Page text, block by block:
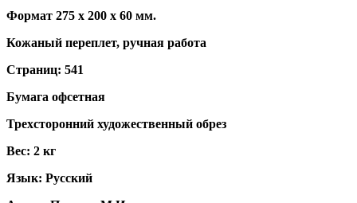
Формат 275 х 200 х 60 мм.
Кожаный переплет, ручная работа
Страниц: 541
Бумага офсетная
Трехсторонний художественный обрез
Вес: 2 кг
Язык: Русский